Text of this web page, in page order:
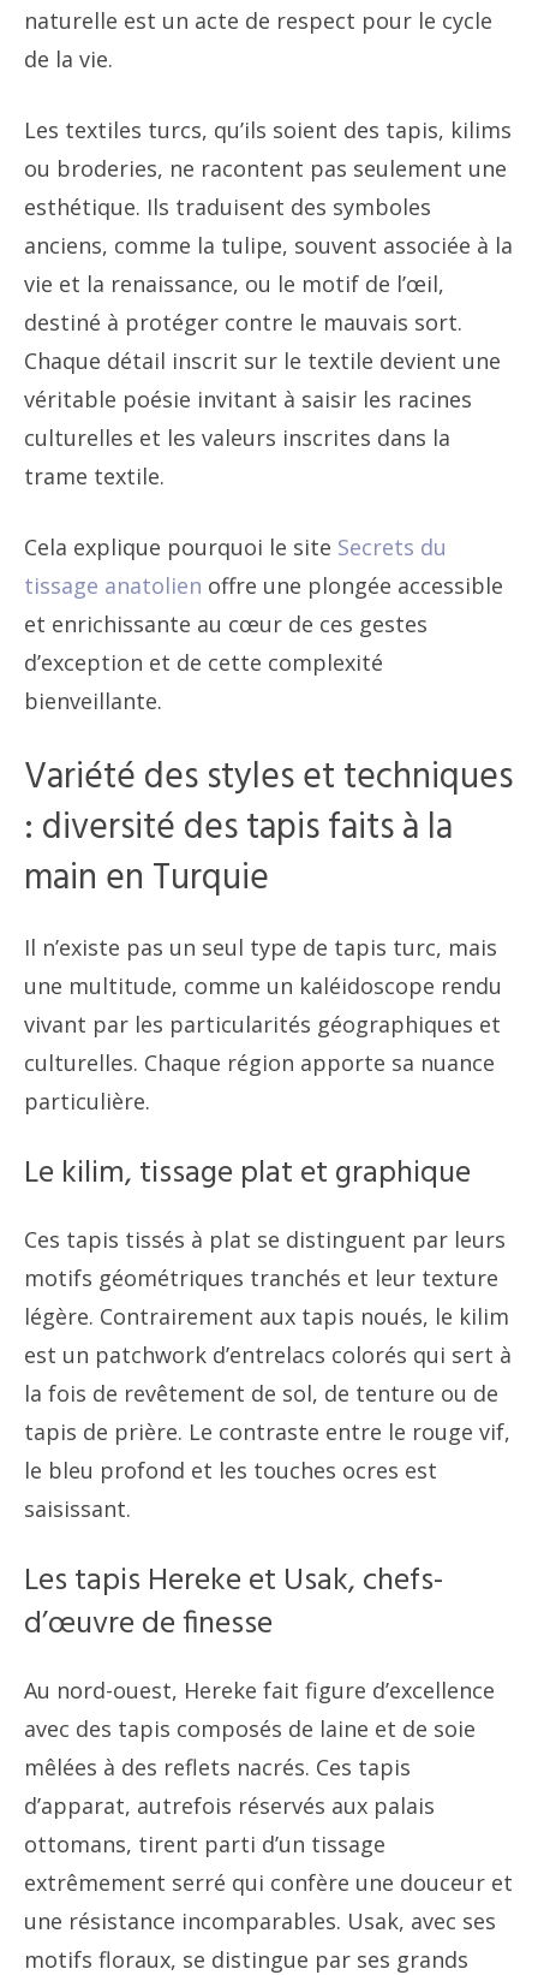
naturelle est un acte de respect pour le cycle
de la vie.
Les textiles turcs, qu’ils soient des tapis, kilims
ou broderies, ne racontent pas seulement une
esthétique. Ils traduisent des symboles
anciens, comme la tulipe, souvent associée à la
vie et la renaissance, ou le motif de l’œil,
destiné à protéger contre le mauvais sort.
Chaque détail inscrit sur le textile devient une
véritable poésie invitant à saisir les racines
culturelles et les valeurs inscrites dans la
trame textile.
Cela explique pourquoi le site Secrets du
tissage anatolien offre une plongée accessible
et enrichissante au cœur de ces gestes
d’exception et de cette complexité
bienveillante.
Variété des styles et techniques
: diversité des tapis faits à la
main en Turquie
Il n’existe pas un seul type de tapis turc, mais
une multitude, comme un kaléidoscope rendu
vivant par les particularités géographiques et
culturelles. Chaque région apporte sa nuance
particulière.
Le kilim, tissage plat et graphique
Ces tapis tissés à plat se distinguent par leurs
motifs géométriques tranchés et leur texture
légère. Contrairement aux tapis noués, le kilim
est un patchwork d’entrelacs colorés qui sert à
la fois de revêtement de sol, de tenture ou de
tapis de prière. Le contraste entre le rouge vif,
le bleu profond et les touches ocres est
saisissant.
Les tapis Hereke et Usak, chefs-
d’œuvre de finesse
Au nord-ouest, Hereke fait figure d’excellence
avec des tapis composés de laine et de soie
mêlées à des reflets nacrés. Ces tapis
d’apparat, autrefois réservés aux palais
ottomans, tirent parti d’un tissage
extrêmement serré qui confère une douceur et
une résistance incomparables. Usak, avec ses
motifs floraux, se distingue par ses grands